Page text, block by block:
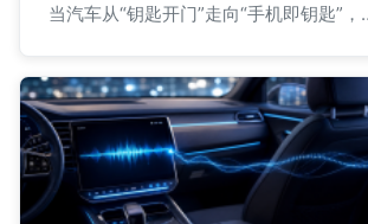
当汽车从“钥匙开门”走向“手机即钥匙”，